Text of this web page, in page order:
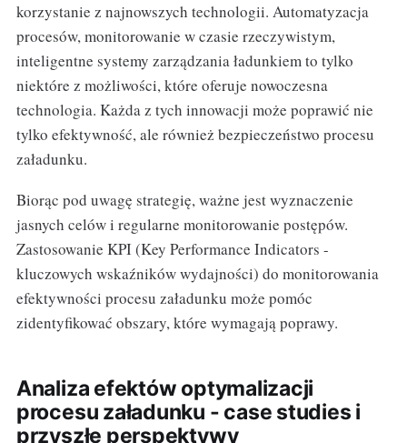
korzystanie z najnowszych technologii. Automatyzacja
procesów, monitorowanie w czasie rzeczywistym,
inteligentne systemy zarządzania ładunkiem to tylko
niektóre z możliwości, które oferuje nowoczesna
technologia. Każda z tych innowacji może poprawić nie
tylko efektywność, ale również bezpieczeństwo procesu
załadunku.
Biorąc pod uwagę strategię, ważne jest wyznaczenie
jasnych celów i regularne monitorowanie postępów.
Zastosowanie KPI (Key Performance Indicators -
kluczowych wskaźników wydajności) do monitorowania
efektywności procesu załadunku może pomóc
zidentyfikować obszary, które wymagają poprawy.
Analiza efektów optymalizacji
procesu załadunku - case studies i
przyszłe perspektywy